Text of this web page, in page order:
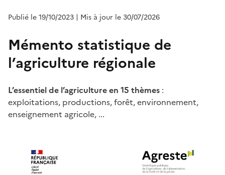
Publié le 19/10/2023 | Mis à jour le 30/07/2026
Mémento statistique de
l’agriculture régionale
L’essentiel de l’agriculture en 15 thèmes :
exploitations, productions, forêt, environnement,
enseignement agricole, ...